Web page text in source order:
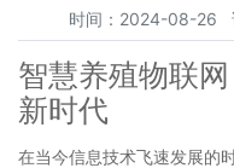
时间：2024-08-26
智慧养殖物联
新时代
在当今信息技术飞速发展的